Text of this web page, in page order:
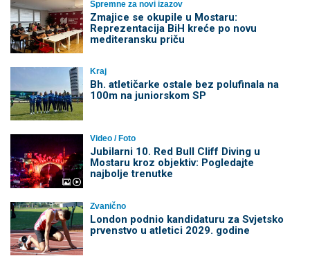
Spremne za novi izazov
Zmajice se okupile u Mostaru:
Reprezentacija BiH kreće po novu
mediteransku priču
Kraj
Bh. atletičarke ostale bez polufinala na
100m na juniorskom SP
Video / Foto
Jubilarni 10. Red Bull Cliff Diving u
Mostaru kroz objektiv: Pogledajte
najbolje trenutke
Zvanično
London podnio kandidaturu za Svjetsko
prvenstvo u atletici 2029. godine